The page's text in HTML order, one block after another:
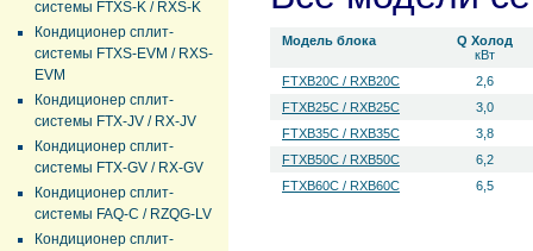
системы FTXS-K / RXS-K
Кондиционер сплит-
системы FTXS-EVM / RXS-
EVM
Кондиционер сплит-
системы FTX-JV / RX-JV
Кондиционер сплит-
системы FTX-GV / RX-GV
Кондиционер сплит-
системы FAQ-C / RZQG-LV
Кондиционер сплит-
Модель блока
Q Холод
кВт
FTXB20C / RXB20C
2,6
FTXB25C / RXB25C
3,0
FTXB35C / RXB35C
3,8
FTXB50C / RXB50C
6,2
FTXB60C / RXB60C
6,5